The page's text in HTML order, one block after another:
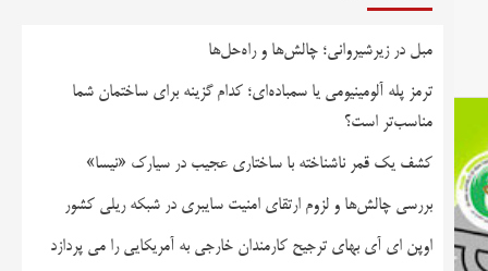
مبل در زیرشیروانی؛ چالش‌ها و راه‌حل‌ها
ترمز پله آلومینیومی یا سمباده‌ای؛ کدام گزینه برای ساختمان شما
مناسب‌تر است؟
کشف یک قمر ناشناخته با ساختاری عجیب در سیارک «نیسا»
بررسی چالش‌ها و لزوم ارتقای امنیت سایبری در شبکه ریلی کشور
اوپن ای آی بهای ترجیح کارمندان خارجی به آمریکایی را می پردازد